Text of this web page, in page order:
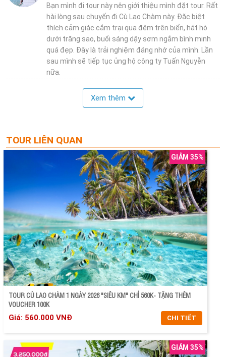
Bạn mình đi tour này nên giới thiệu mình đặt tour. Rất
hài lòng sau chuyến đi Cù Lao Chàm này. Đặc biệt
thích cảm giác cắm trại qua đêm trên biển, hát hò
dưới trăng sao, buổi sáng dậy sơm ngắm bình minh
quá đẹp. Đây là trải nghiệm đáng nhớ của mình. Lần
sau mình sẽ tiếp tục ủng hộ công ty Tuấn Nguyễn
nữa.
Xem thêm
TOUR LIÊN QUAN
GIẢM 35%
TOUR CÙ LAO CHÀM 1 NGÀY 2026 "SIÊU KM" CHỈ 560K- TẶNG THÊM
VOUCHER 100K
Giá: 560.000 VNĐ CHI TIẾT
GIẢM 35%